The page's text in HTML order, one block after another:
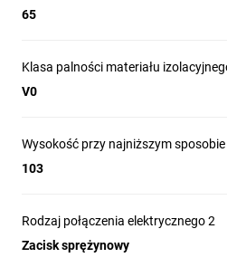
65
Klasa palności materiału
V0
Wysokość przy najniższym
103
Rodzaj połączenia elektrycznego 2
Zacisk sprężynowy